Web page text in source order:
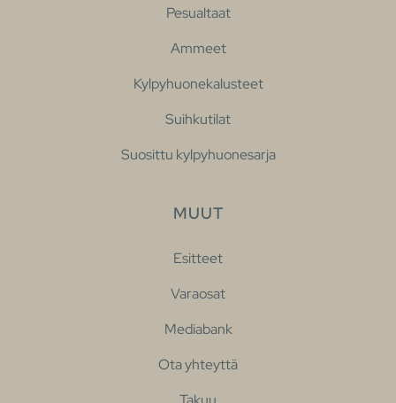
Pesualtaat
Ammeet
Kylpyhuonekalusteet
Suihkutilat
Suosittu kylpyhuonesarja
MUUT
Esitteet
Varaosat
Mediabank
Ota yhteyttä